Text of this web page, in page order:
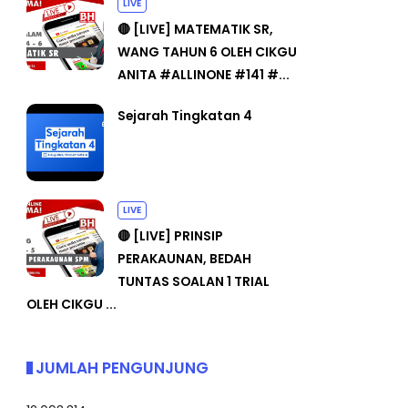
LIVE
🔴 [LIVE] MATEMATIK SR,
WANG TAHUN 6 OLEH CIKGU
ANITA #ALLINONE #141 #...
Sejarah Tingkatan 4
LIVE
🔴 [LIVE] PRINSIP
PERAKAUNAN, BEDAH
TUNTAS SOALAN 1 TRIAL
OLEH CIKGU ...
JUMLAH PENGUNJUNG